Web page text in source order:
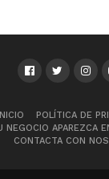
INICIO
POLÍTICA DE
NEGOCIO APAREZCA
CONTACTA CON